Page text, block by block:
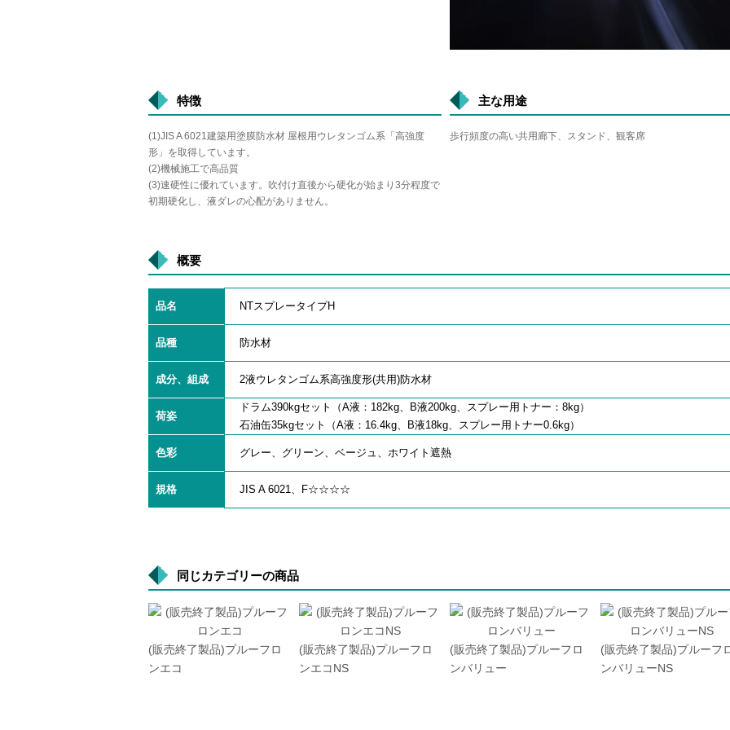
特徴
(1)JIS A 6021建築用塗膜防水材 屋根用ウレタンゴム系「高強度
形」を取得しています。
(2)機械施工で高品質
(3)速硬性に優れています。吹付け直後から硬化が始まり3分程度で
初期硬化し、液ダレの心配がありません。
主な用途
歩行頻度の高い共用廊下、スタンド、観客席
概要
品名 NTスプレータイプH
品種 防水材
成分、組成 2液ウレタンゴム系高強度形(共用)防水材
荷姿
ドラム390kgセット（A液：182kg、B液200kg、スプレー用トナー：8kg）
石油缶35kgセット（A液：16.4kg、B液18kg、スプレー用トナー0.6kg）
色彩 グレー、グリーン、ベージュ、ホワイト遮熱
規格 JIS A 6021、F☆☆☆☆
同じカテゴリーの商品
(販売終了製品)プルーフロ
ンエコ
(販売終了製品)プルーフロ
ンエコNS
(販売終了製品)プルーフロ
ンバリュー
(販売終了製品)プルーフ
ンバリューNS